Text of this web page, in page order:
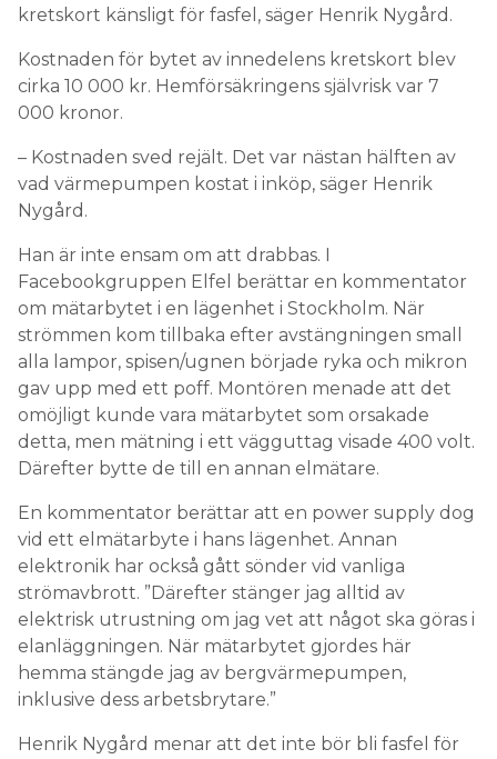
kretskort känsligt för fasfel, säger Henrik Nygård.
Kostnaden för bytet av innedelens kretskort blev
cirka 10 000 kr. Hemförsäkringens självrisk var 7
000 kronor.
– Kostnaden sved rejält. Det var nästan hälften av
vad värmepumpen kostat i inköp, säger Henrik
Nygård.
Han är inte ensam om att drabbas. I
Facebookgruppen Elfel berättar en kommentator
om mätarbytet i en lägenhet i Stockholm. När
strömmen kom tillbaka efter avstängningen small
alla lampor, spisen/ugnen började ryka och mikron
gav upp med ett poff. Montören menade att det
omöjligt kunde vara mätarbytet som orsakade
detta, men mätning i ett vägguttag visade 400 volt.
Därefter bytte de till en annan elmätare.
En kommentator berättar att en power supply dog
vid ett elmätarbyte i hans lägenhet. Annan
elektronik har också gått sönder vid vanliga
strömavbrott. ”Därefter stänger jag alltid av
elektrisk utrustning om jag vet att något ska göras i
elanläggningen. När mätarbytet gjordes här
hemma stängde jag av bergvärmepumpen,
inklusive dess arbetsbrytare.”
Henrik Nygård menar att det inte bör bli fasfel för